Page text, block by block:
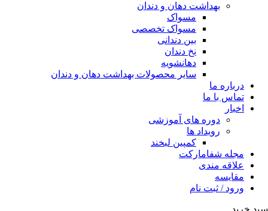
بهداشت دهان و دندان
مسواک
مسواک تخصصی
بین دندانی
نخ دندان
دهانشویه
سایر محصولات بهداشت دهان و دندان
درباره ما
تماس با ما
اخبار
دوره های آموزشی
رویداد ها
کمپین لبخند
مجله شفامارکت
علاقه مندی
مقایسه
ورود / ثبت نام
سبد خرید